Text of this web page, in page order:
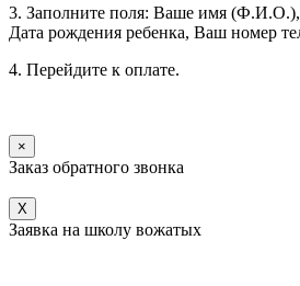
3. Заполните поля: Ваше имя
Дата рождения ребенка, Ваш номер
4. Перейдите к оплате.
×
Заказ обратного звонка
X
Заявка на школу вожатых